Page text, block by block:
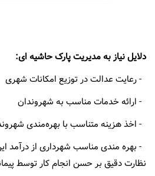
دلایل نیاز به مدیریت پارک حاشیه ای:
- رعایت عدالت در توزیع امکانات شهری
- ارائه خدمات مناسب به شهروندان
- اخذ هزینه متناسب با بهره‌مندی
- بهره مندی مناسب شهرداری از درآمد
نظارت دقیق بر حسن انجام کار توسط